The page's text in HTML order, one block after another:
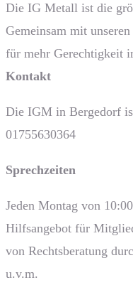
Die IG Metall ist die
Gemeinsam mit
für mehr Gerechtigkeit
Kontakt
Die IGM in Bergedorf
01755630364
Sprech­zeiten
Jeden Montag von
Hilfsangebot für
von Rechtsberatung
u.v.m.